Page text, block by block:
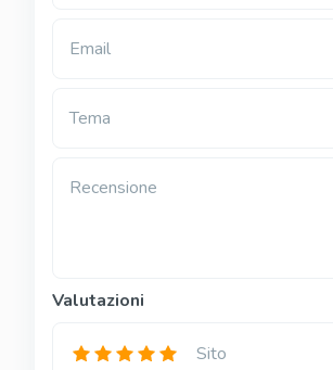
Email
Tema
Recensione
Valutazioni
Sito